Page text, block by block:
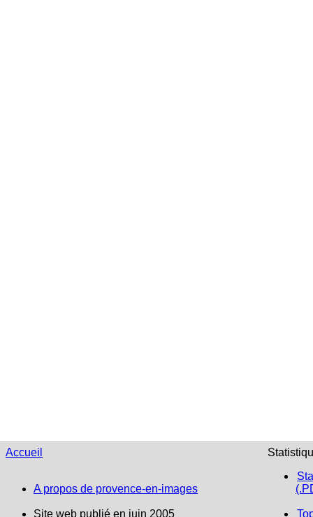
Accueil
A propos de provence-en-images
Site web publié en juin 2005